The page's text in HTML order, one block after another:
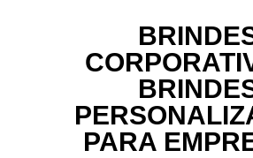
PARA